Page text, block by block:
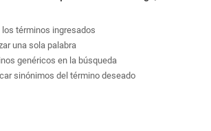
los términos ingresados
una sola palabra
genéricos en la búsqueda
sinónimos del término deseado